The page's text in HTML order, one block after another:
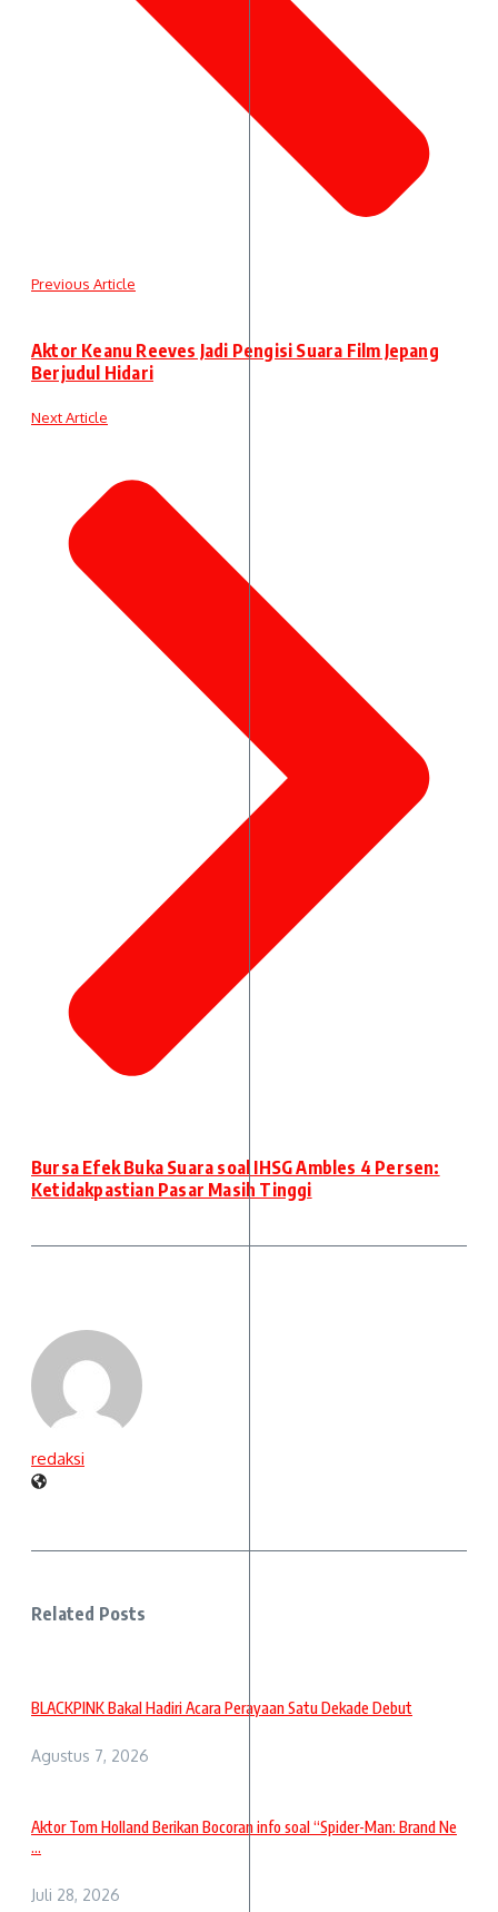
Previous Article
Aktor Keanu Reeves Jadi Pengisi Suara Film Jepang
Berjudul Hidari
Next Article
Bursa Efek Buka Suara soal IHSG Ambles 4 Persen:
Ketidakpastian Pasar Masih Tinggi
redaksi
Related Posts
BLACKPINK Bakal Hadiri Acara Perayaan Satu Dekade Debut
Agustus 7, 2026
Aktor Tom Holland Berikan Bocoran info soal “Spider-Man: Brand Ne
...
Juli 28, 2026